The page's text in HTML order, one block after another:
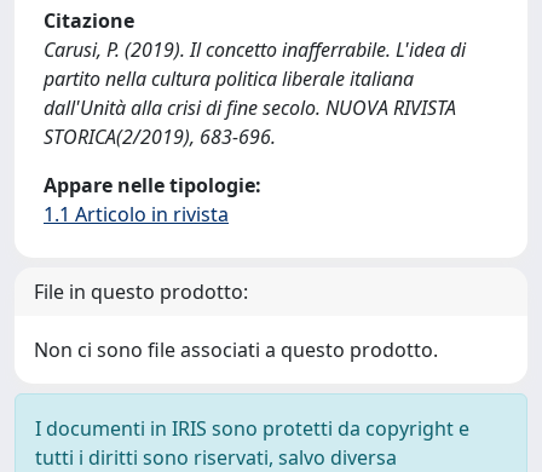
Citazione
Carusi, P. (2019). Il concetto inafferrabile. L'idea di
partito nella cultura politica liberale italiana
dall'Unità alla crisi di fine secolo. NUOVA RIVISTA
STORICA(2/2019), 683-696.
Appare nelle tipologie:
1.1 Articolo in rivista
File in questo prodotto:
Non ci sono file associati a questo prodotto.
I documenti in IRIS sono protetti da copyright e
tutti i diritti sono riservati, salvo diversa